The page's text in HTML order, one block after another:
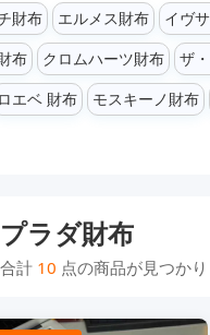
財布 エルメス財布 イヴ
布 クロムハーツ財布 ザ
ロエベ 財布 モスキーノ財布
プラダ財布
合計 10 点の商品が見つか